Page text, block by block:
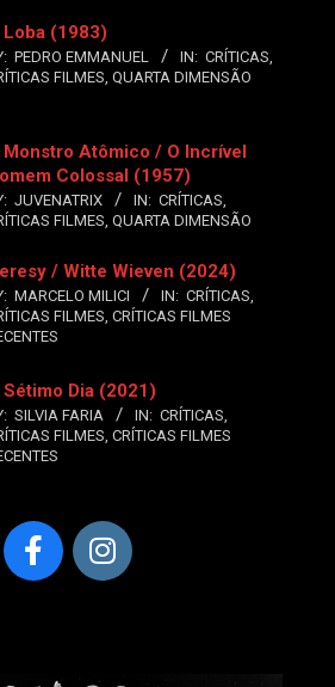
Loba (1983)
PEDRO EMMANUEL IN: CRÍTICAS,
FILMES, QUARTA DIMENSÃO
Monstro Atômico / O Incrível
Colossal (1957)
JUVENATRIX IN: CRÍTICAS,
FILMES, QUARTA DIMENSÃO
/ Witte Wieven (2024)
MARCELO MILICI IN: CRÍTICAS,
FILMES, CRÍTICAS FILMES
Sétimo Dia (2021)
SILVIA FARIA IN: CRÍTICAS,
FILMES, CRÍTICAS FILMES